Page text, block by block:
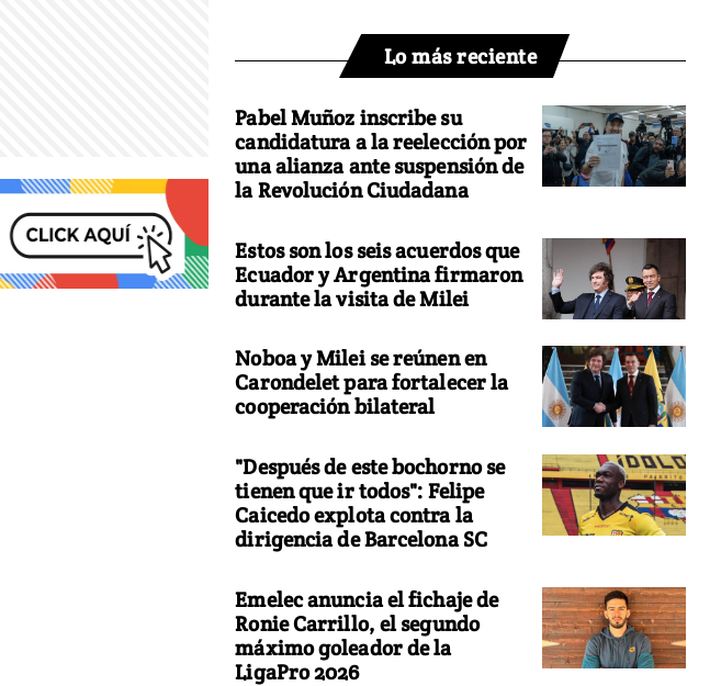
Lo más reciente
Pabel Muñoz inscribe su
candidatura a la reelección por
una alianza ante suspensión de
la Revolución Ciudadana
Estos son los seis acuerdos que
Ecuador y Argentina firmaron
durante la visita de Milei
Noboa y Milei se reúnen en
Carondelet para fortalecer la
cooperación bilateral
"Después de este bochorno se
tienen que ir todos": Felipe
Caicedo explota contra la
dirigencia de Barcelona SC
Emelec anuncia el fichaje de
Ronie Carrillo, el segundo
máximo goleador de la
LigaPro 2026